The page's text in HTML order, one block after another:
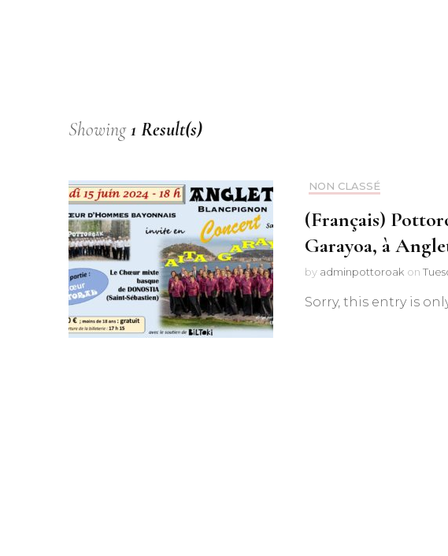
Showing1 Result(s)
NON CLASSÉ
(Français)
Garayoa, à
by adminpottoroak on
Sorry, this entry is